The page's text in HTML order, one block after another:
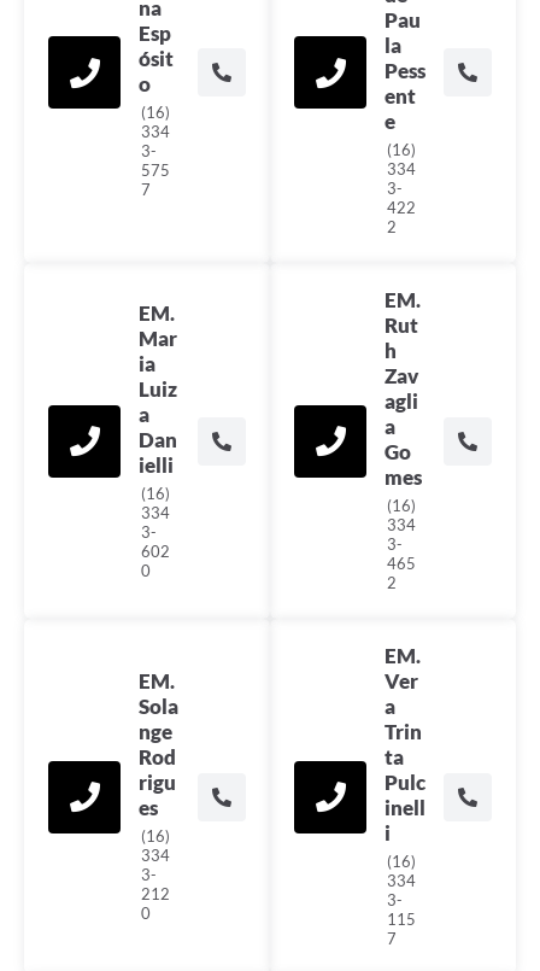
na
Esp
ósit
o
(16)
334
3-
575
7
Pau
la
Pess
ent
e
(16)
334
3-
422
2
EM.
Mar
ia
Luiz
a
Dan
ielli
(16)
334
3-
602
0
EM.
Rut
h
Zav
agli
a
Go
mes
(16)
334
3-
465
2
EM.
Sola
nge
Rod
rigu
es
(16)
334
3-
212
0
EM.
Ver
a
Trin
ta
Pulc
inell
i
(16)
334
3-
115
7